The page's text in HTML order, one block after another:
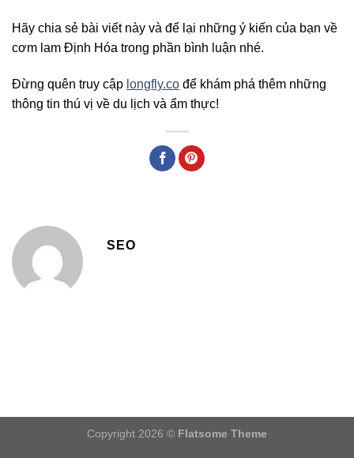
Hãy chia sẻ bài viết này và để lại những ý kiến của bạn về
cơm lam Định Hóa trong phần bình luận nhé.
Đừng quên truy cập longfly.co để khám phá thêm những
thông tin thú vị về du lịch và ẩm thực!
SEO
Copyright 2026 © Flatsome Theme